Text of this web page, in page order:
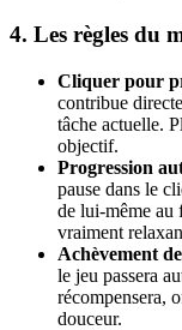
4. Les règles du
Cliquer pour
contribue
tâche actuelle.
objectif.
Progression
pause dans le
de lui-même au
vraiment
Achèvement
le jeu passera
récompensera,
douceur.